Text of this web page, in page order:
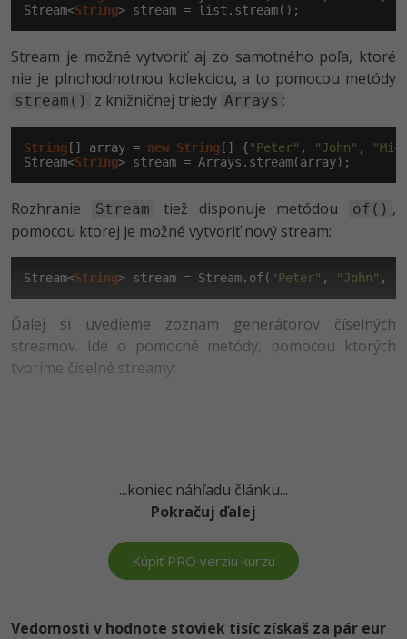
Kotlin -80%
Céčko -80%
VB.NET
SQL
-80%
Algoritmy -41%
Umelá inteligencia -10%
Pre deti
Viac
Testovanie softvéru
WordPress
SEO
Kurzy dizajnu
HTML/CSS
Photoshop -80%
Adobe Illustrator -80%
Príbehy absolventov
Stream<String> stream = list.stream();
Stream je možné vytvoriť aj zo samotného poľa, ktoré
nie je plnohodnotnou kolekciou, a to pomocou metódy
stream() z knižničnej triedy Arrays :
String [] array = new String [] {"Peter" , "John" ,
Stream<String> stream = Arrays.stream(array);
Rozhranie Stream tiež disponuje metódou of() ,
pomocou ktorej je možné vytvoriť nový stream:
Stream<String> stream = Stream.of( "Peter" , "John" ,
Ďalej si uvedieme zoznam generátorov číselných
streamov. Ide o pomocné metódy, pomocou ktorých
tvoríme číselné streamy:
...koniec náhľadu článku...
Pokračuj ďalej
Kúpiť PRO verziu kurzu
Vedomosti v hodnote stoviek tisíc získaš za pár eur